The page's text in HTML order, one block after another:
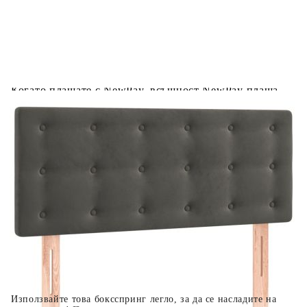
Използвайте това боксспринг легло, за да се насладите на
Когато плащате с NewPay, всъщност NewPay плаща
разполагате с три начина да я платите към тях:
Отложено до 30 дни от момента на изпращане на
Плащане на 4 вноски. Заплащате 20% от стойността на
поръчката си на момента с карта. Останалата сума се
покупки на стойност до 1000 лв. / €511.31
Плащане на 6 вноски. Стойността на поръчката се
разпределя в 6 равни месечни вноски с оскъпяване. За
покупки на стойност до 2000 лв. / €1022.61